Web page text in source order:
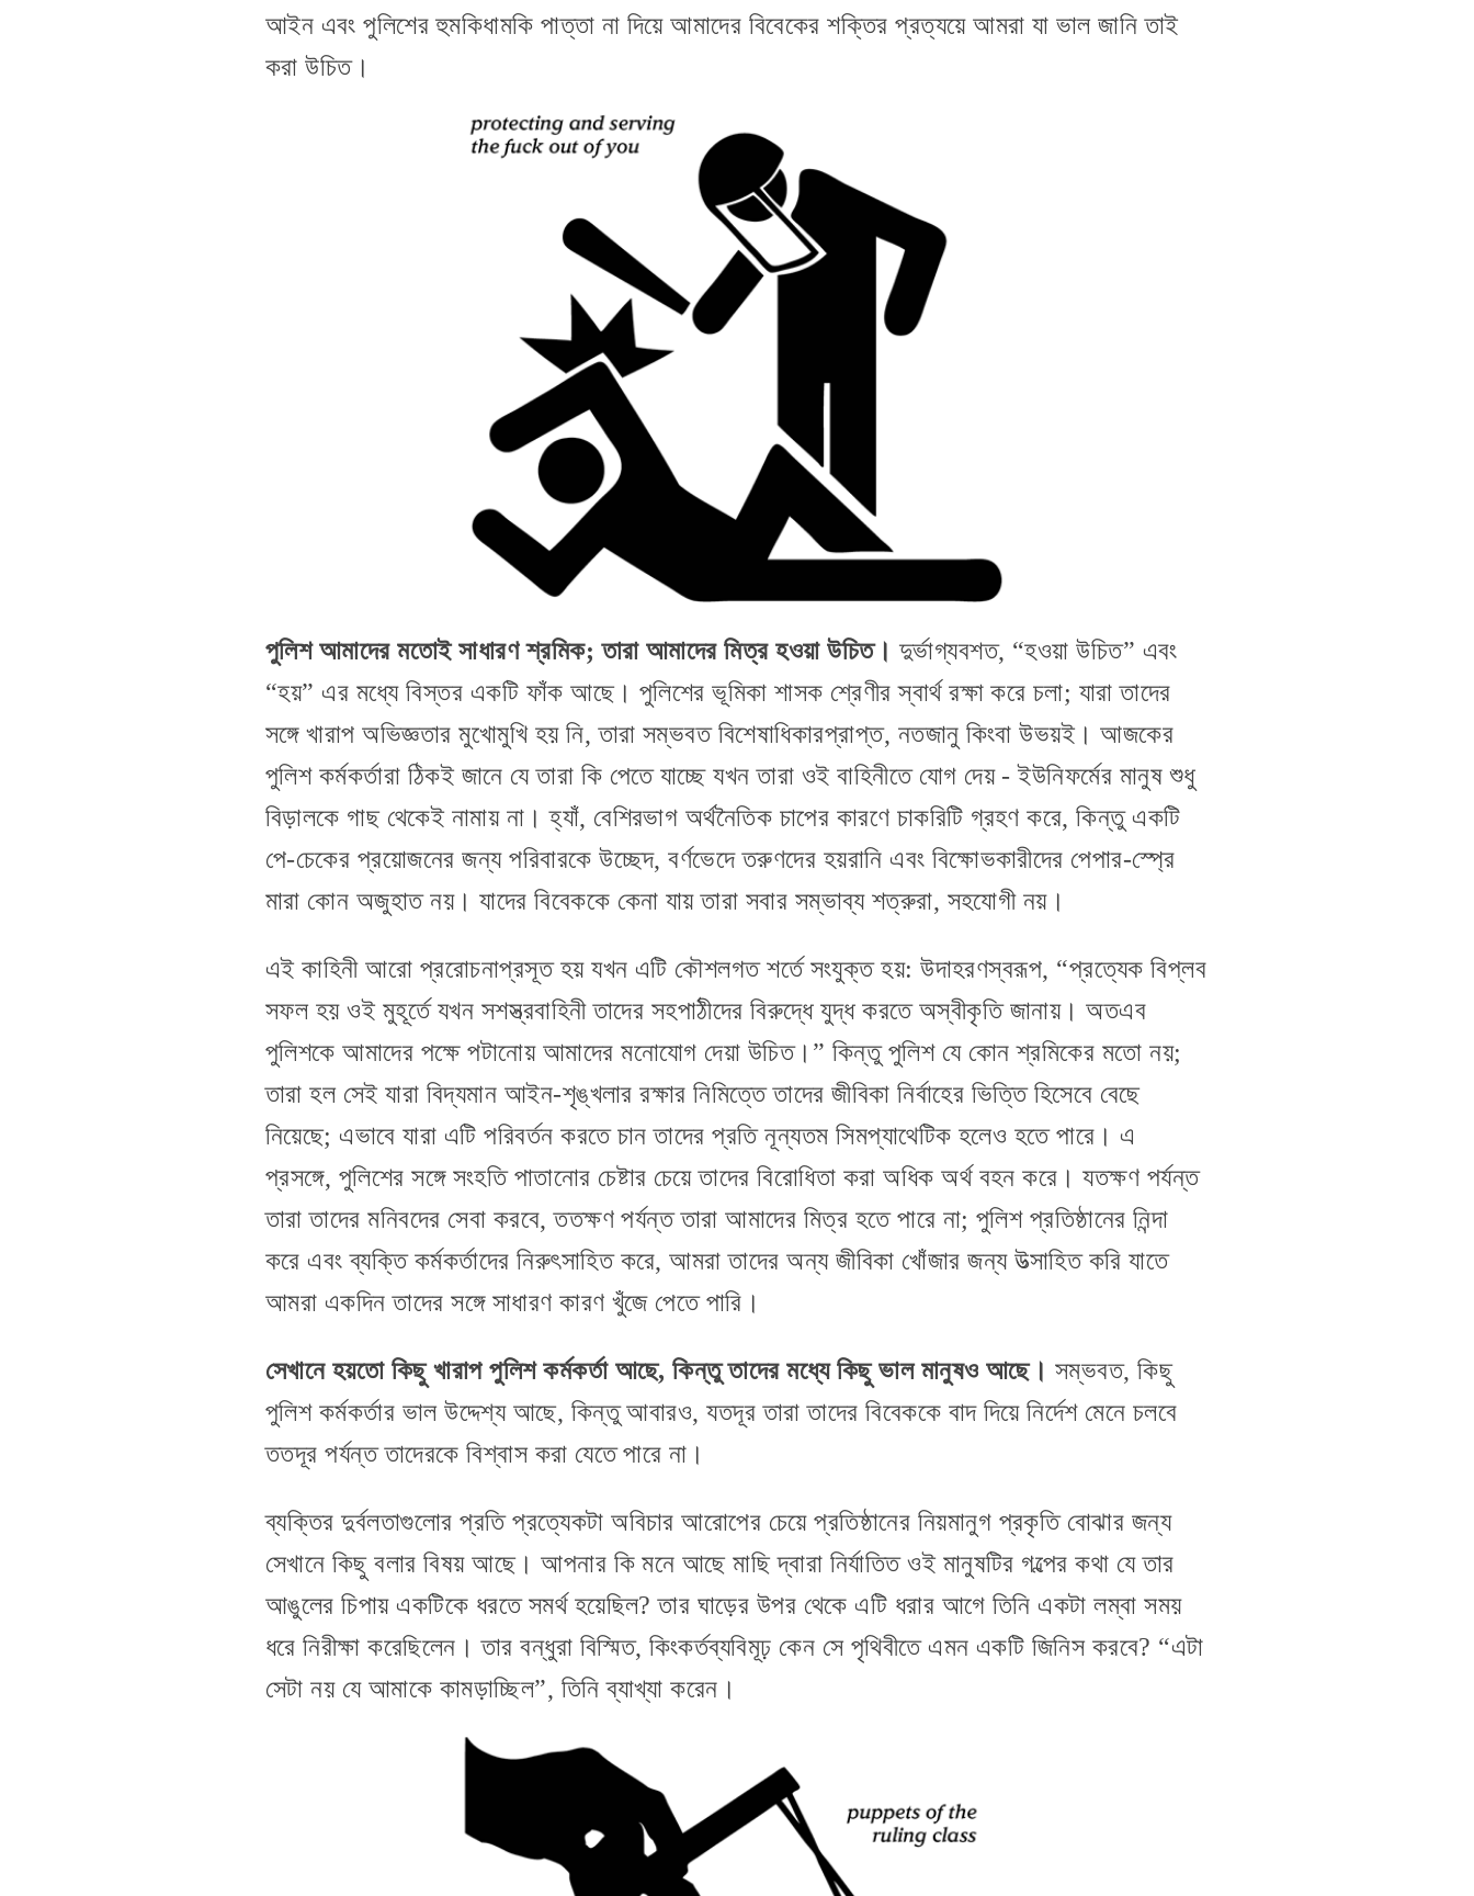
আইন এবং পুলিশের হুমকিধামকি পাত্তা না দিয়ে আমাদের বিবেকের শক্তির প্রত্যয়ে আমরা যা ভাল জানি তাই
করা উচিত।
পুলিশ আমাদের মতোই সাধারণ শ্রমিক; তারা আমাদের মিত্র হওয়া উচিত। দুর্ভাগ্যবশত, “হওয়া উচিত” এবং
“হয়” এর মধ্যে বিস্তর একটি ফাঁক আছে। পুলিশের ভূমিকা শাসক শ্রেণীর স্বার্থ রক্ষা করে চলা; যারা তাদের
সঙ্গে খারাপ অভিজ্ঞতার মুখোমুখি হয় নি, তারা সম্ভবত বিশেষাধিকারপ্রাপ্ত, নতজানু কিংবা উভয়ই। আজকের
পুলিশ কর্মকর্তারা ঠিকই জানে যে তারা কি পেতে যাচ্ছে যখন তারা ওই বাহিনীতে যোগ দেয় - ইউনিফর্মের মানুষ শুধু
বিড়ালকে গাছ থেকেই নামায় না। হ্যাঁ, বেশিরভাগ অর্থনৈতিক চাপের কারণে চাকরিটি গ্রহণ করে, কিন্তু একটি
পে-চেকের প্রয়োজনের জন্য পরিবারকে উচ্ছেদ, বর্ণভেদে তরুণদের হয়রানি এবং বিক্ষোভকারীদের পেপার-স্প্রে
মারা কোন অজুহাত নয়। যাদের বিবেককে কেনা যায় তারা সবার সম্ভাব্য শত্রুরা, সহযোগী নয়।
এই কাহিনী আরো প্ররোচনাপ্রসূত হয় যখন এটি কৌশলগত শর্তে সংযুক্ত হয়: উদাহরণস্বরূপ, “প্রত্যেক বিপ্লব
সফল হয় ওই মুহূর্তে যখন সশস্ত্রবাহিনী তাদের সহপাঠীদের বিরুদ্ধে যুদ্ধ করতে অস্বীকৃতি জানায়। অতএব
পুলিশকে আমাদের পক্ষে পটানোয় আমাদের মনোযোগ দেয়া উচিত।” কিন্তু পুলিশ যে কোন শ্রমিকের মতো নয়;
তারা হল সেই যারা বিদ্যমান আইন-শৃঙ্খলার রক্ষার নিমিত্তে তাদের জীবিকা নির্বাহের ভিত্তি হিসেবে বেছে
নিয়েছে; এভাবে যারা এটি পরিবর্তন করতে চান তাদের প্রতি নূন্যতম সিমপ্যাথেটিক হলেও হতে পারে। এ
প্রসঙ্গে, পুলিশের সঙ্গে সংহতি পাতানোর চেষ্টার চেয়ে তাদের বিরোধিতা করা অধিক অর্থ বহন করে। যতক্ষণ পর্যন্ত
তারা তাদের মনিবদের সেবা করবে, ততক্ষণ পর্যন্ত তারা আমাদের মিত্র হতে পারে না; পুলিশ প্রতিষ্ঠানের নিন্দা
করে এবং ব্যক্তি কর্মকর্তাদের নিরুৎসাহিত করে, আমরা তাদের অন্য জীবিকা খোঁজার জন্য উত্সাহিত করি যাতে
আমরা একদিন তাদের সঙ্গে সাধারণ কারণ খুঁজে পেতে পারি।
সেখানে হয়তো কিছু খারাপ পুলিশ কর্মকর্তা আছে, কিন্তু তাদের মধ্যে কিছু ভাল মানুষও আছে। সম্ভবত, কিছু
পুলিশ কর্মকর্তার ভাল উদ্দেশ্য আছে, কিন্তু আবারও, যতদূর তারা তাদের বিবেককে বাদ দিয়ে নির্দেশ মেনে চলবে
ততদূর পর্যন্ত তাদেরকে বিশ্বাস করা যেতে পারে না।
ব্যক্তির দুর্বলতাগুলোর প্রতি প্রত্যেকটা অবিচার আরোপের চেয়ে প্রতিষ্ঠানের নিয়মানুগ প্রকৃতি বোঝার জন্য
সেখানে কিছু বলার বিষয় আছে। আপনার কি মনে আছে মাছি দ্বারা নির্যাতিত ওই মানুষটির গল্পের কথা যে তার
আঙুলের চিপায় একটিকে ধরতে সমর্থ হয়েছিল? তার ঘাড়ের উপর থেকে এটি ধরার আগে তিনি একটা লম্বা সময়
ধরে নিরীক্ষা করেছিলেন। তার বন্ধুরা বিস্মিত, কিংকর্তব্যবিমূঢ় কেন সে পৃথিবীতে এমন একটি জিনিস করবে? “এটা
সেটা নয় যে আমাকে কামড়াচ্ছিল”, তিনি ব্যাখ্যা করেন।